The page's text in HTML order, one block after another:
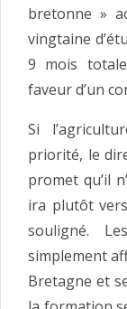
bretonne »
vingtaine
9 mois
faveur d’un
Si
priorité, le
promet qu’il
ira plutôt
souligné.
simplement
Bretagne et